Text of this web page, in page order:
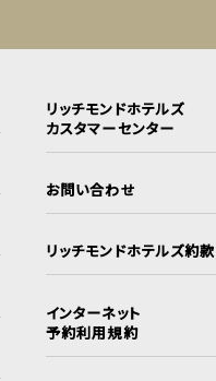
リッチモンドホテルズ
カスタマーセンター
お問い合わせ
リッチモンドホテルズ約款
インターネット
予約利用規約